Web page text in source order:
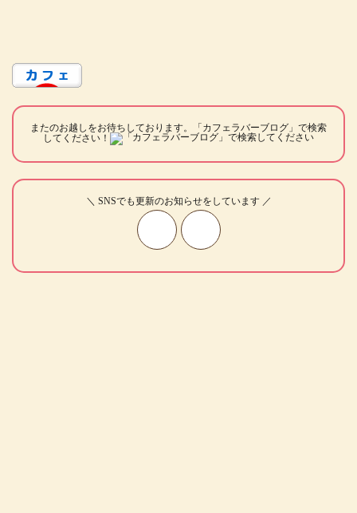
またのお越しをお待ちしております。「カフェラバーブログ」で検索
してください！
＼ SNSでも更新のお知らせをしています ／